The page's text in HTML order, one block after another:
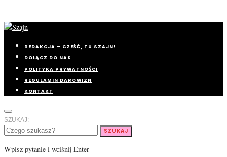
REDAKCJA – CZEŚĆ, TU SZAJN!
DOŁĄCZ DO NAS
POLITYKA PRYWATNOŚCI
REGULAMIN DAROWIZN
KONTAKT
SZUKAJ:
SZUKAJ
Wpisz pytanie i wciśnij Enter